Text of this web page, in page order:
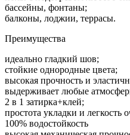
бассейны, фонтаны;
балконы, лоджии, террасы.
Преимущества
идеально гладкий шов;
стойкие однородные цвета;
высокая прочность и
выдерживает любые
2 в 1 затирка+клей;
простота укладки и легкость
100% водостойкость